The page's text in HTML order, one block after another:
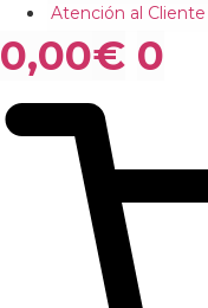
Atención al Cliente
0,00€ 0